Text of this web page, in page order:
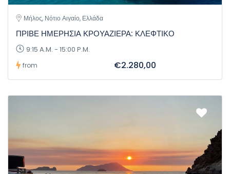
Μήλος, Νότιο Αιγαίο, Ελλάδα
ΠΡΙΒΕ ΗΜΕΡΗΣΙΑ ΚΡΟΥΑΖΙΕΡΑ: ΚΛΕΦΤΙΚΟ
9:15 A.M. - 15:00 P.M.
from €2.280,00